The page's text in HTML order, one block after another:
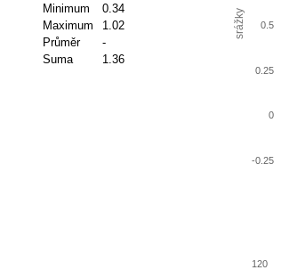
Minimum
0.34
Maximum
1.02
Průměr
-
Suma
1.36
srážky
-0.25
0
0.25
0.5
120